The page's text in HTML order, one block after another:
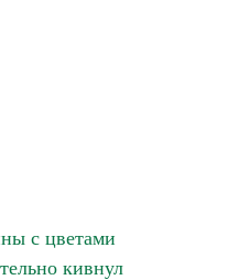
с цветами
кивнул